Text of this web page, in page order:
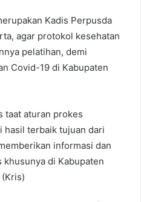
Kadis Perpusda
agar protokol kesehatan
pelatihan, demi
Covid-19 di Kabupaten
taat aturan prokes
hasil terbaik tujuan dari
informasi dan
di Kabupaten